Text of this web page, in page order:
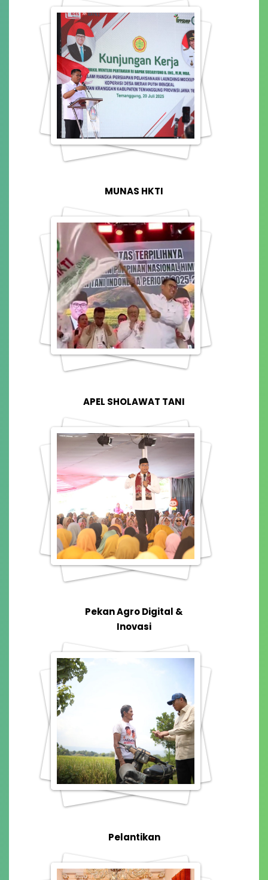
MUNAS HKTI
APEL SHOLAWAT TANI
Pekan Agro Digital &
Inovasi
Pelantikan